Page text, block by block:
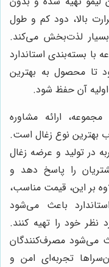
بالا، دود کم و طول
بسیار لذت‌بخش می‌کند.
با بسته‌بندی استاندارد
تا محصول به بهترین
آن حفظ شود.
ارائه مشاوره
بهترین نوع زغال است.
در تولید و عرضه زغال
را پاسخ دهد و
بر این، قیمت مناسب،
باعث می‌شود
خود را تهیه کنند.
می‌شود مصرف‌کنندگان
تجربه‌ای امن و